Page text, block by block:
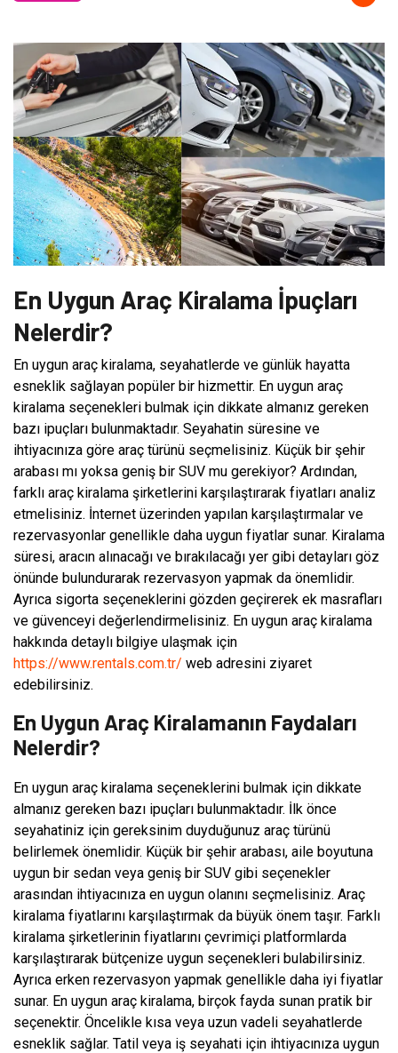
En Uygun Araç Kiralama İpuçları
Nelerdir?
En uygun araç kiralama, seyahatlerde ve günlük hayatta
esneklik sağlayan popüler bir hizmettir. En uygun araç
kiralama seçenekleri bulmak için dikkate almanız gereken
bazı ipuçları bulunmaktadır. Seyahatin süresine ve
ihtiyacınıza göre araç türünü seçmelisiniz. Küçük bir şehir
arabası mı yoksa geniş bir SUV mu gerekiyor? Ardından,
farklı araç kiralama şirketlerini karşılaştırarak fiyatları analiz
etmelisiniz. İnternet üzerinden yapılan karşılaştırmalar ve
rezervasyonlar genellikle daha uygun fiyatlar sunar. Kiralama
süresi, aracın alınacağı ve bırakılacağı yer gibi detayları göz
önünde bulundurarak rezervasyon yapmak da önemlidir.
Ayrıca sigorta seçeneklerini gözden geçirerek ek masrafları
ve güvenceyi değerlendirmelisiniz. En uygun araç kiralama
hakkında detaylı bilgiye ulaşmak için
https://www.rentals.com.tr/ web adresini ziyaret
edebilirsiniz.
En Uygun Araç Kiralamanın Faydaları
Nelerdir?
En uygun araç kiralama seçeneklerini bulmak için dikkate
almanız gereken bazı ipuçları bulunmaktadır. İlk önce
seyahatiniz için gereksinim duyduğunuz araç türünü
belirlemek önemlidir. Küçük bir şehir arabası, aile boyutuna
uygun bir sedan veya geniş bir SUV gibi seçenekler
arasından ihtiyacınıza en uygun olanını seçmelisiniz. Araç
kiralama fiyatlarını karşılaştırmak da büyük önem taşır. Farklı
kiralama şirketlerinin fiyatlarını çevrimiçi platformlarda
karşılaştırarak bütçenize uygun seçenekleri bulabilirsiniz.
Ayrıca erken rezervasyon yapmak genellikle daha iyi fiyatlar
sunar. En uygun araç kiralama, birçok fayda sunan pratik bir
seçenektir. Öncelikle kısa veya uzun vadeli seyahatlerde
esneklik sağlar. Tatil veya iş seyahati için ihtiyacınıza uygun